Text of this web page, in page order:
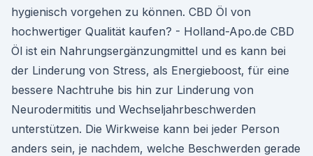
hygienisch vorgehen zu können. CBD Öl von
hochwertiger Qualität kaufen? - Holland-Apo.de CBD
Öl ist ein Nahrungsergänzungmittel und es kann bei
der Linderung von Stress, als Energieboost, für eine
bessere Nachtruhe bis hin zur Linderung von
Neurodermititis und Wechseljahrbeschwerden
unterstützen. Die Wirkweise kann bei jeder Person
anders sein, je nachdem, welche Beschwerden gerade